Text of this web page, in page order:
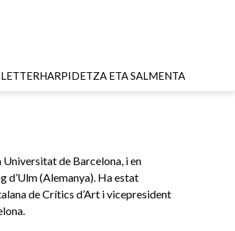
HARPIDETZA ETA SALMENTA
de Barcelona, i en
d’Ulm (Alemanya). Ha estat
de Crítics d’Art i vicepresident